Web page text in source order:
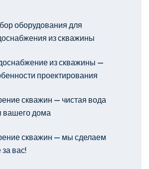
оборудования для
из скважины
из скважины —
проектирования
скважин — чистая вода
вашего дома
скважин — мы сделаем
за вас!